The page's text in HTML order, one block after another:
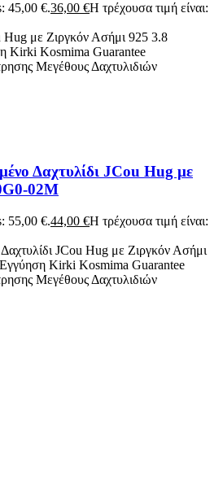
45,00 €.36,00 €Η τρέχουσα τιμή είναι:
Hug με Ζιργκόν Ασήμι 925 3.8
Kirki Kosmima Guarantee
Μεγέθους Δαχτυλιδιών
Δαχτυλίδι JCou Hug με
02M
55,00 €.44,00 €Η τρέχουσα τιμή είναι:
JCou Hug με Ζιργκόν Ασήμι
Kirki Kosmima Guarantee
Μεγέθους Δαχτυλιδιών